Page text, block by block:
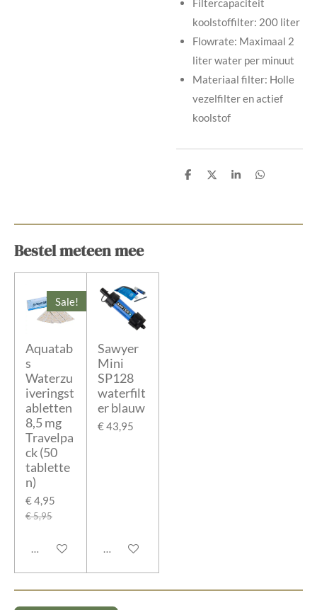
Filtercapaciteit
koolstoffilter: 200 liter
Flowrate: Maximaal 2
liter water per minuut
Materiaal filter: Holle
vezelfilter en actief
koolstof
D
D
S
D
Bestel meteen mee
Sale!
Aquatab
s
Waterzu
iveringst
abletten
8,5 mg
Travelpa
ck (50
tablette
n)
€ 4,95
€ 5,95
In winkelwagen
Sawyer
Mini
SP128
waterfilt
er blauw
€ 43,95
In winkelwagen